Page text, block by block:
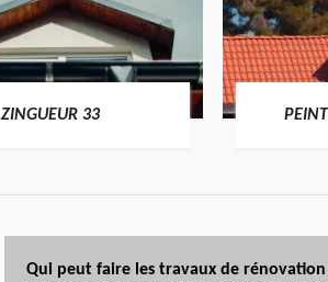
ZINGUEUR 33
Qui peut faire les travaux de rénovation